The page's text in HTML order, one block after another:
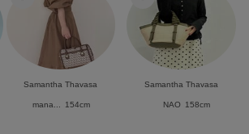
Samantha Thavasa
mana... 154cm
Samantha Thavasa
NAO 158cm